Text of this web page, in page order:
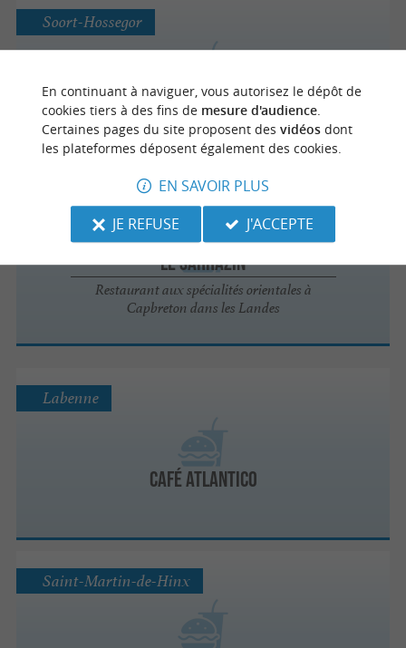
Une explosion de saveurs exotiques à
Hossegor
Soort-Hossegor
Le Sarrazin
Restaurant aux spécialités orientales à
Capbreton dans les Landes
Capbreton
Café Atlantico
Labenne
Saint-Martin-de-Hinx
En continuant à naviguer, vous autorisez le dépôt de
cookies tiers à des fins de mesure d'audience.
Certaines pages du site proposent des vidéosdont
les plateformes déposent également des cookies.
EN SAVOIR PLUS
JE REFUSE
J'ACCEPTE